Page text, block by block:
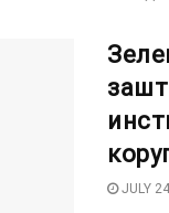
JULY